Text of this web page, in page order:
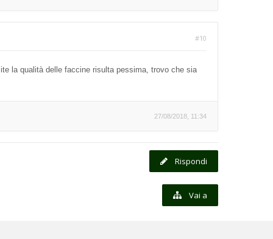
#10
la qualità delle faccine risulta pessima, trovo che sia
27/08/2018, 11:34
Rispondi
Vai a